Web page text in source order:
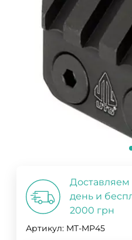
день и
2000 грн
Артикул: MT-MP45